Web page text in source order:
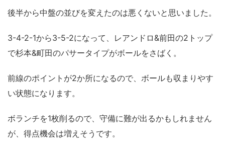
後半から中盤の並びを変えたのは悪くないと思いました。
3-4-2-1から3-5-2になって、レアンドロ&前田の2トップ
で杉本&町田のパサータイプがボールをさばく。
前線のポイントが2か所になるので、ボールも収まりやす
い状態になります。
ボランチを1枚削るので、守備に難が出るかもしれません
が、得点機会は増えそうです。